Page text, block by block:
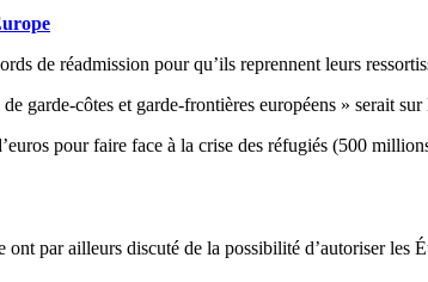
de réadmission pour qu’ils reprennent leurs
garde-côtes et garde-frontières européens » serait
pour faire face à la crise des réfugiés (500
par ailleurs discuté de la possibilité d’autoriser